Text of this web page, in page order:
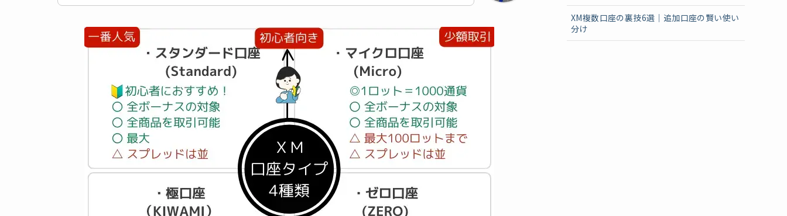
XM複数口座の裏技6選｜追加口座の賢い使い
分け